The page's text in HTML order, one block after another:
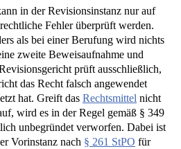
in der Revisionsinstanz nur auf
Fehler überprüft werden.
als bei einer Berufung wird nichts
zweite Beweisaufnahme und
prüft ausschließlich,
das Recht falsch angewendet
hat. Greift das Rechtsmittel nicht
wird es in der Regel gemäß § 349
unbegründet verworfen. Dabei ist
Vorinstanz nach § 261 StPO für